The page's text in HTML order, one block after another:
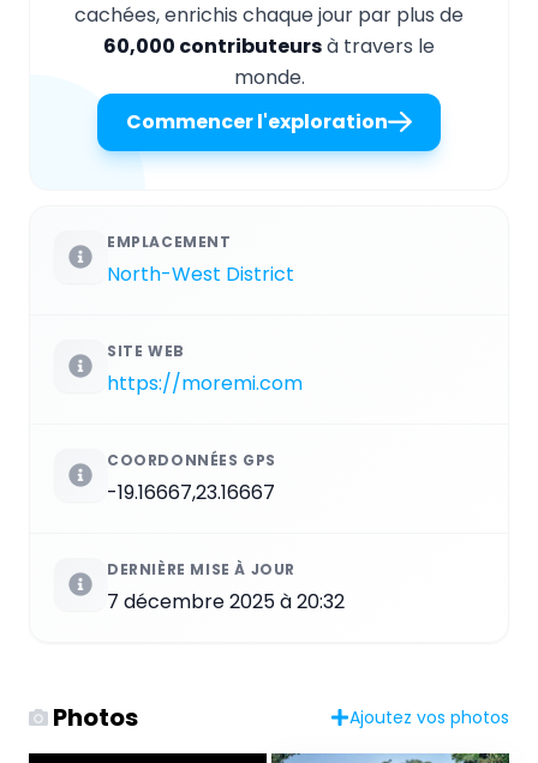
cachées, enrichis chaque jour par plus de
60,000 contributeursà travers le
monde.
Commencer l'exploration
EMPLACEMENT
North-West District
SITE WEB
https://moremi.com
COORDONNÉES GPS
-19.16667,23.16667
DERNIÈRE MISE À JOUR
7 décembre 2025 à 20:32
Photos Ajoutez vos photos